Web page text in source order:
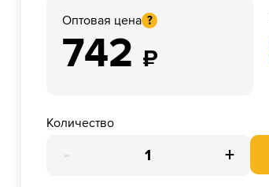
Оптовая цена ?
742 ₽
Количество
- +